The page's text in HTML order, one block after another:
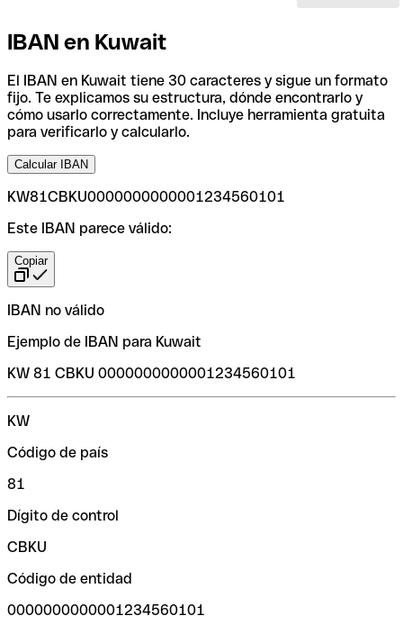
IBAN en Kuwait
El IBAN en Kuwait tiene 30 caracteres y sigue un formato
fijo. Te explicamos su estructura, dónde encontrarlo y
cómo usarlo correctamente. Incluye herramienta gratuita
para verificarlo y calcularlo.
Calcular IBAN
KW81CBKU0000000000001234560101
Este IBAN parece válido:
Copiar
IBAN no válido
Ejemplo de IBAN para Kuwait
KW 81 CBKU 0000000000001234560101
KW
Código de país
81
Dígito de control
CBKU
Código de entidad
0000000000001234560101